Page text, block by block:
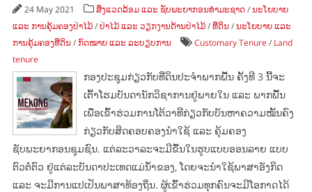
24 May 2021 ສິ່ງແວດລ້ອມ ແລະ ຊັບພະຍາກອນທຳມະຊາດ/ນະໂຍບາຍ
ແລະ ການຄຸ້ມຄອງປ່າໄມ້/ປ່າໄມ້ ແລະ ວຽກງານດ້ານປ່າໄມ້/ທີ່ດິນ/ນະໂຍບາຍ ແລະ
ການຄຸ້ມຄອງທີ່ດິນ/ກົດໝາຍ ແລະ ລະບຽບການ Customary Tenure / Land
tenure
ກອງປະຊຸມກ່ຽວກັບທີ່ດິນປະຈຳພາກພື້ນ ຄັ້ງທີ 3 ນີ້ຈະ
ເຕົ້າໂຮມບັນດານັກວິຊາການຢູ່ພາຍໃນ ແລະ ພາກພື້ນ
ເພື່ອເຂົ້າຮ່ວມການໂຕ້ວາທີກ່ຽວກັບບັນຫາຄວາມໝັ້ນຄົງ
ກ່ຽວກັບສິດຄອບຄອງນຳໃຊ້ ແລະ ຄຸ້ມຄອງ
ຊັບພະຍາກອນຊຸມຊົນ. ແຕ່ລະວາລະຈະມີຂື້ນໃນຮູບແບບອອນລາຍ ແບບ
ຕົວຕໍ່ຕົວ ຢູ່ແຕ່ລະບັນດາປະເທດແມ່ນ້ຳຂອງ, ໂດຍຈະນຳໃຊ້ພາສາອັງກິດ
ແລະ ຈະມີການແປເປັນພາສາທ້ອງຖິ່ນ. ຜູ້ເຂົ້າຮ່ວມທຸກຄົນຈະມີໂອກາດໄດ້